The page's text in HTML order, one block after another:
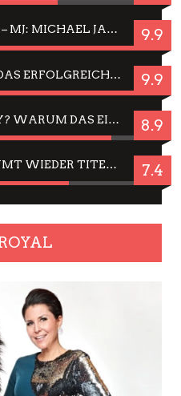
WEGEN DES ERFOLGES – MJ: MICHAEL JACKSON MUSICAL IN EINER MATINEE SEHEN 9.9
JELLYFISH HAMBURG: DAS ERFOLGREICHE SOMMER-MENÜ 2025 IN GEFÜHLEN UND BILDERN 9.9
CÉSAR FÜR JIM CARREY? WARUM DAS EINER DER NERVIGSTEN ACTORS IST UND BLEIBT 8.9
JING JING: IN-THAI RÄUMT WIEDER TITEL AB – EIN ZWEI-STUNDEN-ERLEBNISBERICHT 7.4